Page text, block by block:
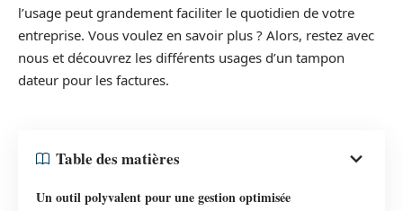
l’usage peut grandement faciliter le quotidien de votre
entreprise. Vous voulez en savoir plus ? Alors, restez avec
nous et découvrez les différents usages d’un tampon
dateur pour les factures.
Table des matières
Un outil polyvalent pour une gestion optimisée